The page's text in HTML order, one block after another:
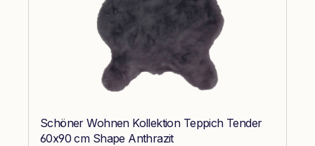
Schöner Wohnen Kollektion Teppich Tender
60x90 cm Shape Anthrazit